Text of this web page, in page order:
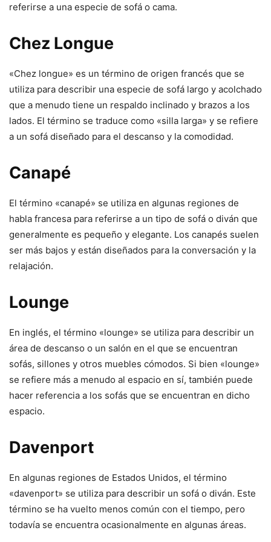
referirse a una especie de sofá o cama.
Chez Longue
«Chez longue» es un término de origen francés que se
utiliza para describir una especie de sofá largo y acolchado
que a menudo tiene un respaldo inclinado y brazos a los
lados. El término se traduce como «silla larga» y se refiere
a un sofá diseñado para el descanso y la comodidad.
Canapé
El término «canapé» se utiliza en algunas regiones de
habla francesa para referirse a un tipo de sofá o diván que
generalmente es pequeño y elegante. Los canapés suelen
ser más bajos y están diseñados para la conversación y la
relajación.
Lounge
En inglés, el término «lounge» se utiliza para describir un
área de descanso o un salón en el que se encuentran
sofás, sillones y otros muebles cómodos. Si bien «lounge»
se refiere más a menudo al espacio en sí, también puede
hacer referencia a los sofás que se encuentran en dicho
espacio.
Davenport
En algunas regiones de Estados Unidos, el término
«davenport» se utiliza para describir un sofá o diván. Este
término se ha vuelto menos común con el tiempo, pero
todavía se encuentra ocasionalmente en algunas áreas.